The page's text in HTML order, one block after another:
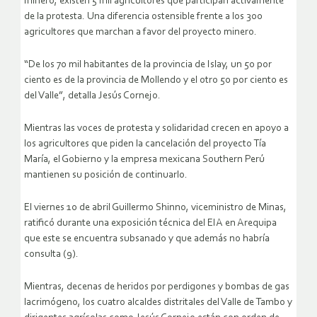
de la protesta. Una diferencia ostensible frente a los 300
agricultores que marchan a favor del proyecto minero.
“De los 70 mil habitantes de la provincia de Islay, un 50 por
cient0 es de la provincia de Mollendo y el otro 50 por cient0 es
del Valle”, detalla Jesús Cornejo.
Mientras las voces de protesta y solidaridad crecen en apoyo a
los agricultores que piden la cancelación del proyecto Tía
María, el Gobierno y la empresa mexicana Southern Perú
mantienen su posición de continuarlo.
El viernes 10 de abril Guillermo Shinno, viceministro de Minas,
ratificó durante una exposición técnica del EIA en Arequipa
que este se encuentra subsanado y que además no habría
consulta (9).
Mientras, decenas de heridos por perdigones y bombas de gas
lacrimógeno, los cuatro alcaldes distritales del Valle de Tambo y